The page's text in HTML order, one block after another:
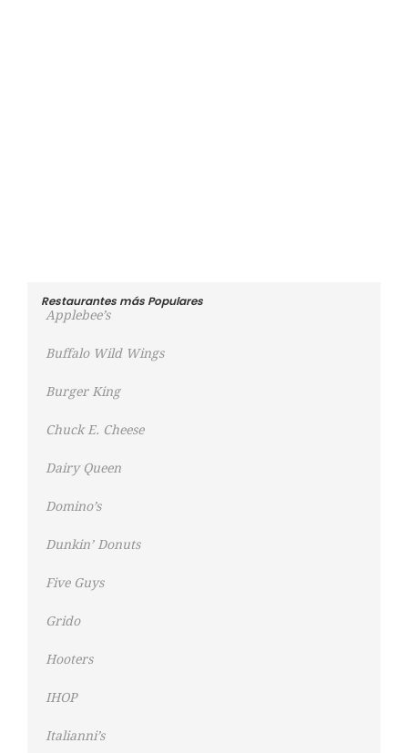
Restaurantes más Populares
Applebee’s
Buffalo Wild Wings
Burger King
Chuck E. Cheese
Dairy Queen
Domino’s
Dunkin’ Donuts
Five Guys
Grido
Hooters
IHOP
Italianni’s